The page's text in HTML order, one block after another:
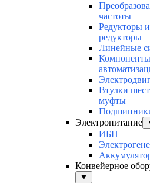
частоты
Редукторы
редукторы
Линейные
Компоненты
Втулки
муфты
Электропитание
ИБП
Конвейерное
▼